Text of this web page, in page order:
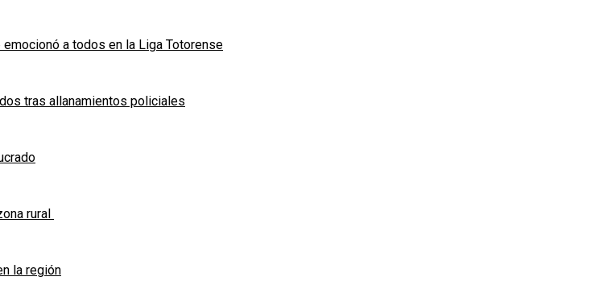
a todos en la Liga Totorense
tras allanamientos policiales
rural
la región